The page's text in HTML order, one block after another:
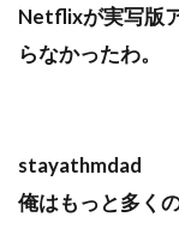
Netflixが実写版
らなかったわ。
stayathmdad
俺はもっと多く